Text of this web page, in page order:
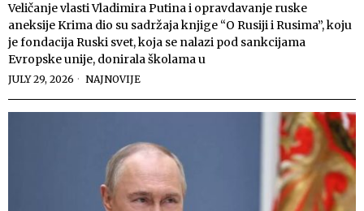
Veličanje vlasti Vladimira Putina i opravdavanje ruske
aneksije Krima dio su sadržaja knjige “O Rusiji i Rusima”, koju
je fondacija Ruski svet, koja se nalazi pod sankcijama
Evropske unije, donirala školama u
JULY 29, 2026 NAJNOVIJE